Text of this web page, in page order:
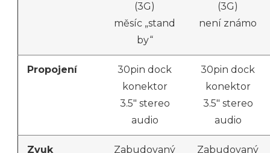
(3G)
měsíc „stand
by“
(3G)
není známo
Propojení
30pin dock
konektor
3.5″ stereo
audio
30pin dock
konektor
3.5″ stereo
audio
Zvuk
Zabudovaný
Zabudovaný